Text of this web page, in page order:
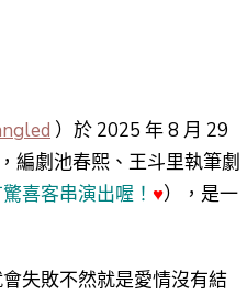
）於 2025 年 8 月 29
編劇池春熙、王斗里執筆劇
喜客串演出喔！ ♥），是一
失敗不然就是愛情沒有結